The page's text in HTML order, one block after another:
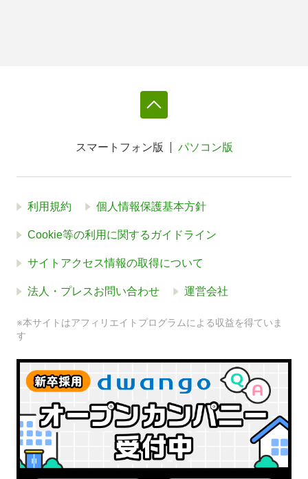
スマートフォン版 パソコン版
利用規約 個人情報保護基本方針
Cookie等の利用に関するガイドライン
サイトアクセス情報の取得について
法人・プレスお問い合わせ 運営会社
※本サイトはアフィリエイトプログラムによる収益を得ていま
す